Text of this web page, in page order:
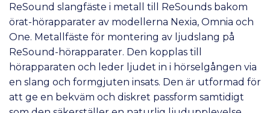
ReSound slangfäste i metall till ReSounds bakom
örat-hörapparater av modellerna Nexia, Omnia och
One. Metallfäste för montering av ljudslang på
ReSound-hörapparater. Den kopplas till
hörapparaten och leder ljudet in i hörselgången via
en slang och formgjuten insats. Den är utformad för
att ge en bekväm och diskret passform samtidigt